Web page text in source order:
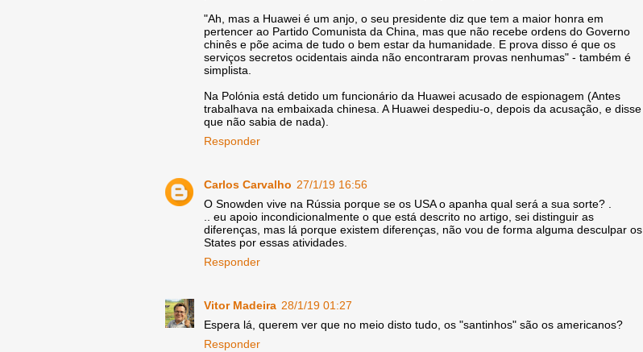
"Ah, mas a Huawei é um anjo, o seu presidente diz que tem a maior honra em
pertencer ao Partido Comunista da China, mas que não recebe ordens do Governo
chinês e põe acima de tudo o bem estar da humanidade. E prova disso é que os
serviços secretos ocidentais ainda não encontraram provas nenhumas" - também é
simplista.
Na Polónia está detido um funcionário da Huawei acusado de espionagem (Antes
trabalhava na embaixada chinesa. A Huawei despediu-o, depois da acusação, e disse
que não sabia de nada).
Responder
Carlos Carvalho 27/1/19 16:56
O Snowden vive na Rússia porque se os USA o apanha qual será a sua sorte? .
.. eu apoio incondicionalmente o que está descrito no artigo, sei distinguir as
diferenças, mas lá porque existem diferenças, não vou de forma alguma desculpar os
States por essas atividades.
Responder
Vitor Madeira 28/1/19 01:27
Espera lá, querem ver que no meio disto tudo, os "santinhos" são os americanos?
Responder